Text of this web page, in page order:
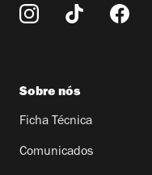
Sobre nós
Ficha Técnica
Comunicados